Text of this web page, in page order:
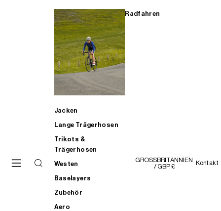
Radfahren
Jacken
Lange Trägerhosen
Trikots &
Trägerhosen
Westen
Baselayers
Zubehör
Aero
GROSSBRITANNIEN
/ GBP £
Kontakt